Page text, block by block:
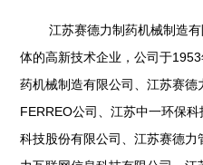
江苏赛德力制药机械制造有
体的高新技术企业，公司于
药机械制造有限公司、江苏赛
FERREO公司、江苏中一环保
科技股份有限公司、江苏赛德